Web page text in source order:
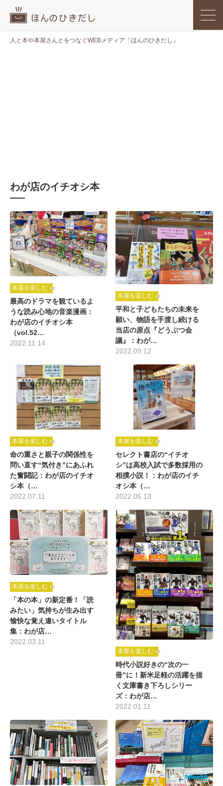
人と本や本屋さんとをつなぐWEBメディア「ほんのひきだし」
わが店のイチオシ本
本屋を楽しむ
最高のドラマを観ているよ
うな読み心地の音楽漫画：
わが店のイチオシ本
（vol.52…
2022.11.14
本屋を楽しむ
平和と子どもたちの未来を
願い、物語を手渡し続ける
当店の原点『どうぶつ会
議』：わが…
2022.09.12
本屋を楽しむ
命の重さと親子の関係性を
問い直す“気付き”にあふれ
た奮闘記：わが店のイチオ
シ本（…
2022.07.11
本屋を楽しむ
セレクト書店の“イチオ
シ”は高校入試で多数採用の
相撲小説！：わが店のイチ
オシ本（…
2022.05.13
本屋を楽しむ
「本の本」の新定番！「読
みたい」気持ちが生み出す
愉快な覚え違いタイトル
集：わが店…
2022.03.11
本屋を楽しむ
時代小説好きの“次の一
冊”に！新米足軽の活躍を描
く文庫書き下ろしシリー
ズ：わが店…
2022.01.11